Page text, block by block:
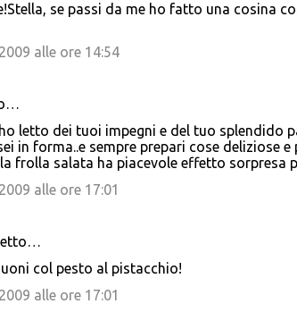
se passi da me ho fatto una cosina
alle ore 14:54
letto dei tuoi impegni e del tuo splendido
in forma..e sempre prepari cose deliziose
frolla salata ha piacevole effetto sorpresa
alle ore 17:01
col pesto al pistacchio!
alle ore 17:01